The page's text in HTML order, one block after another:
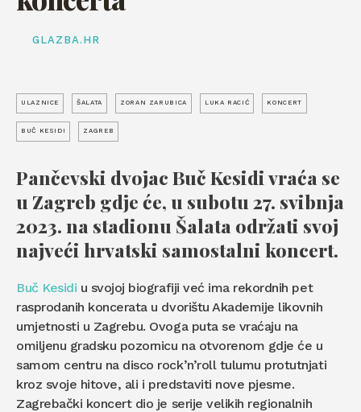
GLAZBA.HR
ULAZNICE ŠALATA ZORAN ZARUBICA LUKA RACIĆ KONCERT
BUČ KESIDI ZAGREB
Pančevski dvojac Buč Kesidi vraća se
u Zagreb gdje će, u subotu 27. svibnja
2023. na stadionu Šalata održati svoj
najveći hrvatski samostalni koncert.
Buč Kesidi u svojoj biografiji već ima rekordnih pet
rasprodanih koncerata u dvorištu Akademije likovnih
umjetnosti u Zagrebu. Ovoga puta se vraćaju na
omiljenu gradsku pozornicu na otvorenom gdje će u
samom centru na disco rock’n’roll tulumu protutnjati
kroz svoje hitove, ali i predstaviti nove pjesme.
Zagrebački koncert dio je serije velikih regionalnih